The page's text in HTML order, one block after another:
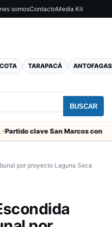
somosContactoMedia Kit
TARAPACÁ
BUSCAR
por proyecto Laguna Seca